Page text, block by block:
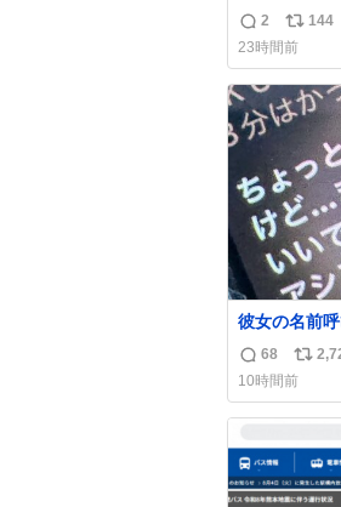
るが‥‥‥
返
信
数
2
リ
ポ
ス
ト
144
23時間前
彼女の名前
返
信
数
68
リ
ポ
ス
数
10時間前